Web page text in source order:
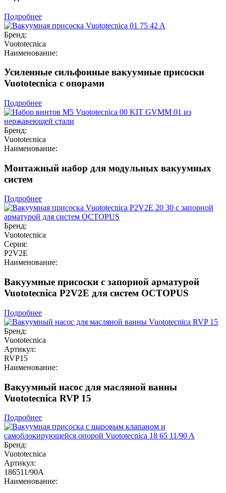
Подробнее
Бренд:
Vuototecnica
Наименование:
Усиленные сильфонные вакуумные присоски
Vuototecnica с опорами
Подробнее
Бренд:
Vuototecnica
Наименование:
Монтажный набор для модульных вакуумных
систем
Подробнее
Бренд:
Vuototecnica
Серия:
P2V2E
Наименование:
Вакуумные присоски с запорной арматурой
Vuototecnica P2V2E для систем OCTOPUS
Подробнее
Бренд:
Vuototecnica
Артикул:
RVP15
Наименование:
Вакуумный насос для масляной ванны
Vuototecnica RVP 15
Подробнее
Бренд:
Vuototecnica
Артикул:
186511/90A
Наименование: